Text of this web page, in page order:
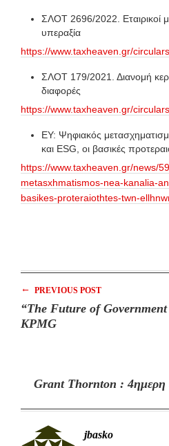
ΣΛΟΤ 2696/2022. Εταιρικοί
υπεραξία
https://www.taxheaven.gr/
ΣΛΟΤ 179/2021. Διανομή
διαφορές
https://www.taxheaven.gr/
EY: Ψηφιακός
και ESG, οι βασικές
https://www.taxheaven.gr/news/
metasxhmatismos-nea-kanalia-
basikes-proteraiothtes-twn-
← PREVIOUS POST
“The Future of
KPMG
Grant Thornton : 4ημερη
jbasko